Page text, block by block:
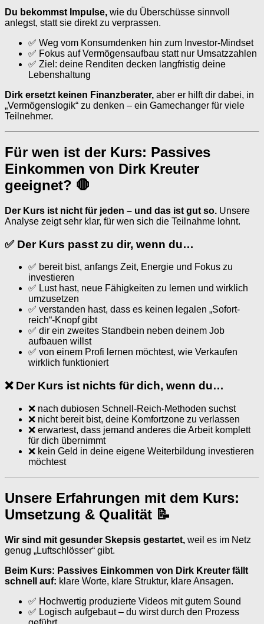
Du bekommst Impulse, wie du Überschüsse sinnvoll
anlegst, statt sie direkt zu verprassen.
✅ Weg vom Konsumdenken hin zum Investor-Mindset
✅ Fokus auf Vermögensaufbau statt nur Umsatzzahlen
✅ Ziel: deine Renditen decken langfristig deine
Lebenshaltung
Dirk ersetzt keinen Finanzberater, aber er hilft dir dabei, in
„Vermögenslogik“ zu denken – ein Gamechanger für viele
Teilnehmer.
Für wen ist der Kurs: Passives
Einkommen von Dirk Kreuter
geeignet? 🛑
Der Kurs ist nicht für jeden – und das ist gut so. Unsere
Analyse zeigt sehr klar, für wen sich die Teilnahme lohnt.
✅ Der Kurs passt zu dir, wenn du…
✅ bereit bist, anfangs Zeit, Energie und Fokus zu
investieren
✅ Lust hast, neue Fähigkeiten zu lernen und wirklich
umzusetzen
✅ verstanden hast, dass es keinen legalen „Sofort-
reich“-Knopf gibt
✅ dir ein zweites Standbein neben deinem Job
aufbauen willst
✅ von einem Profi lernen möchtest, wie Verkaufen
wirklich funktioniert
❌ Der Kurs ist nichts für dich, wenn du…
❌ nach dubiosen Schnell-Reich-Methoden suchst
❌ nicht bereit bist, deine Komfortzone zu verlassen
❌ erwartest, dass jemand anderes die Arbeit komplett
für dich übernimmt
❌ kein Geld in deine eigene Weiterbildung investieren
möchtest
Unsere Erfahrungen mit dem Kurs:
Umsetzung & Qualität 📝
Wir sind mit gesunder Skepsis gestartet, weil es im Netz
genug „Luftschlösser“ gibt.
Beim Kurs: Passives Einkommen von Dirk Kreuter fällt
schnell auf: klare Worte, klare Struktur, klare Ansagen.
✅ Hochwertig produzierte Videos mit gutem Sound
✅ Logisch aufgebaut – du wirst durch den Prozess